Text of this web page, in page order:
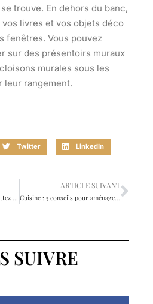
trouve. En dehors du banc,
livres et vos objets déco
fenêtres. Vous pouvez
sur des présentoirs muraux
murales sous les
leur rangement.
Twitter LinkedIn
ARTICLE SUIVANT
Cuisine : 5 conseils pour aménager un espace propice au partage
SUIVRE